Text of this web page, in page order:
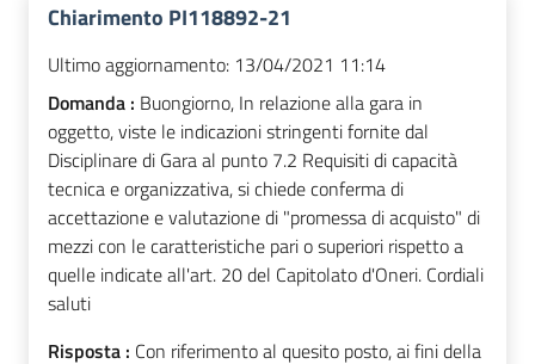
Chiarimento PI118892-21
Ultimo aggiornamento: 13/04/2021 11:14
Domanda : Buongiorno, In relazione alla gara in
oggetto, viste le indicazioni stringenti fornite dal
Disciplinare di Gara al punto 7.2 Requisiti di capacità
tecnica e organizzativa, si chiede conferma di
accettazione e valutazione di "promessa di acquisto" di
mezzi con le caratteristiche pari o superiori rispetto a
quelle indicate all'art. 20 del Capitolato d'Oneri. Cordiali
saluti
Risposta : Con riferimento al quesito posto, ai fini della